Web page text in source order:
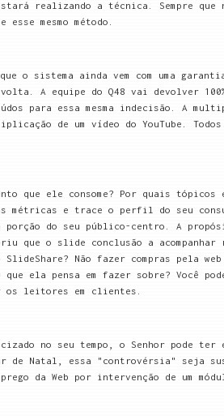
realizando a técnica. Sempre que
mesmo método.
o sistema ainda vem com uma
A equipe do Q48 vai devolver
para essa mesma indecisão. A
de um vídeo do YouTube. Todos
que ele consome? Por quais
métricas e trace o perfil do seu
do seu público-centro. A
que o slide conclusão a
Não fazer compras pela
ela pensa em fazer sobre? Você
os leitores em clientes.
no seu tempo, o Senhor pode
de Natal, essa "controvérsia" seja
da Web por intervenção de um